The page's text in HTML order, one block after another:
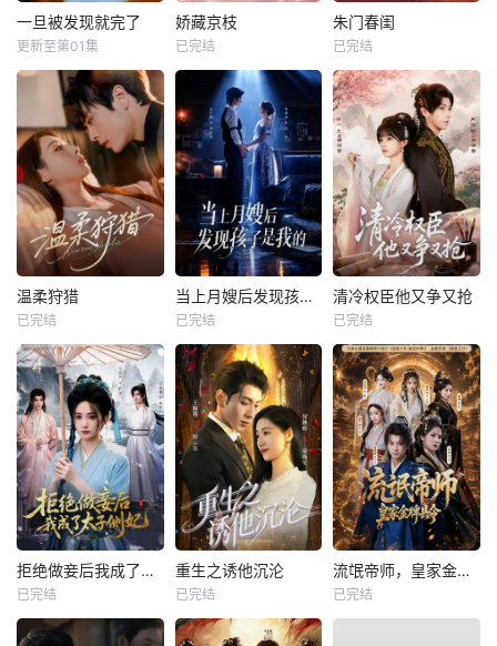
一旦被发现就完了
更新至第01集
娇藏京枝
已完结
朱门春闺
已完结
温柔狩猎
已完结
当上月嫂后发现孩子是我的
已完结
清冷权臣他又争又抢
已完结
拒绝做妾后我成了太子侧妃
已完结
重生之诱他沉沦
已完结
流氓帝师，皇家金牌县令
已完结